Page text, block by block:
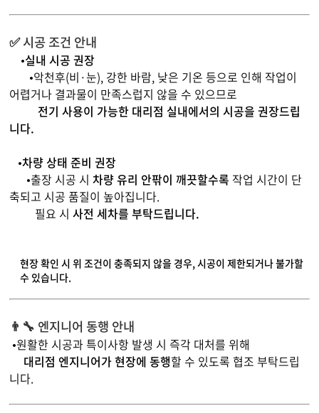
✅ 시공 조건 안내
•실내 시공 권장
•악천후(비·눈), 강한 바람, 낮은 기온 등으로 인해 작업이
어렵거나 결과물이 만족스럽지 않을 수 있으므로
전기 사용이 가능한 대리점 실내에서의 시공을 권장드립
니다.
•차량 상태 준비 권장
•출장 시공 시차량 유리 안팎이 깨끗할수록 작업 시간이 단
축되고 시공 품질이 높아집니다.
필요 시사전 세차를 부탁드립니다.
현장 확인 시 위 조건이 충족되지 않을 경우, 시공이 제한되거나 불가할
수 있습니다.
👨‍🔧 엔지니어 동행 안내
•원활한 시공과 특이사항 발생 시 즉각 대처를 위해
대리점 엔지니어가 현장에 동행할 수 있도록 협조 부탁드립
니다.